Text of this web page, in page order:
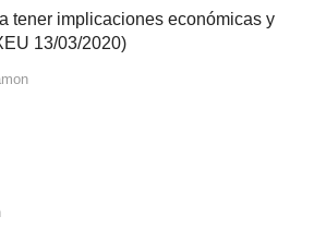
tener implicaciones económicas y
13/03/2020)